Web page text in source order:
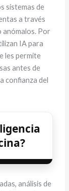
sistemas de
a través
anómalos. Por
IA para
les permite
antes de
confianza del
análisis de